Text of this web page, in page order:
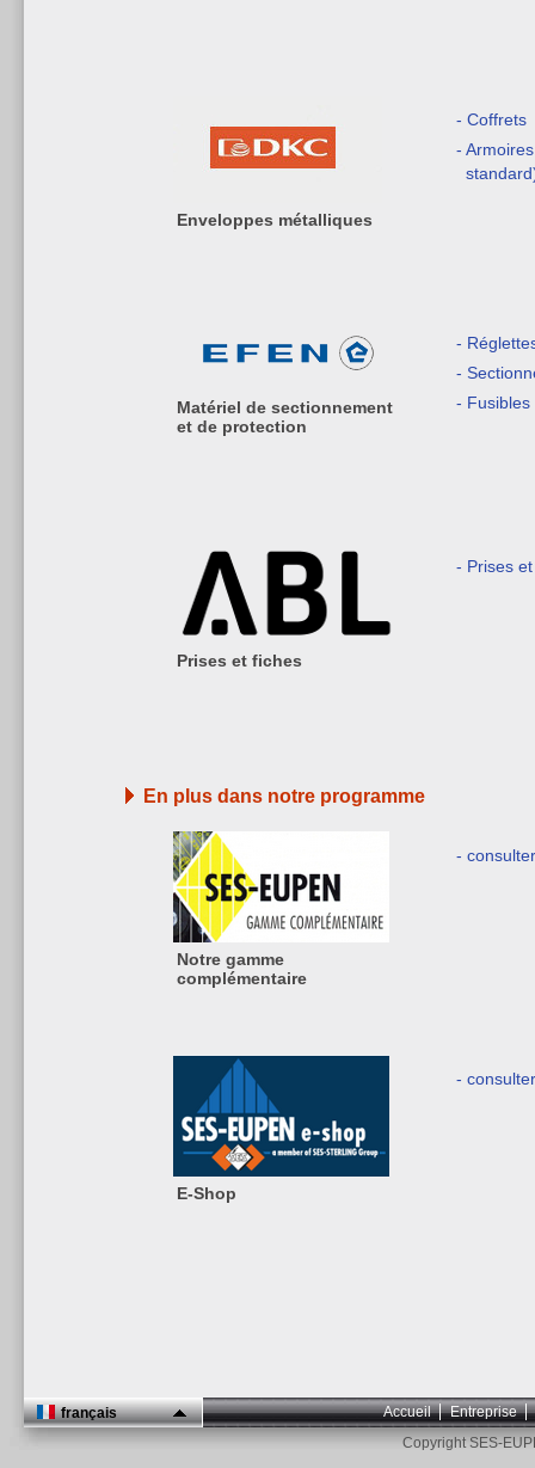
Enveloppes métalliques
- Coffrets
-
Matériel de sectionnement
et de protection
-
-
- Fusibles
Prises et fiches
- Prises
En plus dans notre programme
Notre gamme
complémentaire
-
E-Shop
-
français Accueil
Entreprise
Copyright SES-